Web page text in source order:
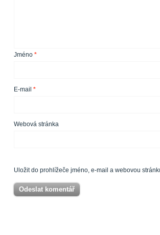
Jméno *
E-mail *
Webová stránka
Uložit do prohlížeče jméno, e-mail a webovou